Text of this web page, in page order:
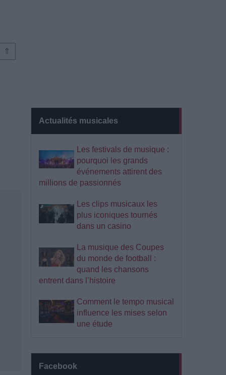
Actualités musicales
Les festivals de musique :
pourquoi les grands
événements attirent des
millions de passionnés
Les clips musicaux les
plus iconiques tournés
dans un casino
La musique des Coupes
du monde de football :
quand les chansons
entrent dans l’histoire
Comment le tempo musical
influence les mises selon
une étude
Facebook
⇑